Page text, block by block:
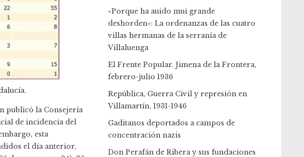
publicó la Consejería
de incidencia del
esta
el día anterior,
«Porque ha auido mui grande
deshorden»: La ordenanzas de las cuatro
villas hermanas de la serranía de
Villaluenga
El Frente Popular. Jimena de la Frontera,
febrero-julio 1936
República, Guerra Civil y represión en
Villamartín, 1931-1946
Gaditanos deportados a campos de
concentración nazis
Don Perafán de Ribera y sus fundaciones